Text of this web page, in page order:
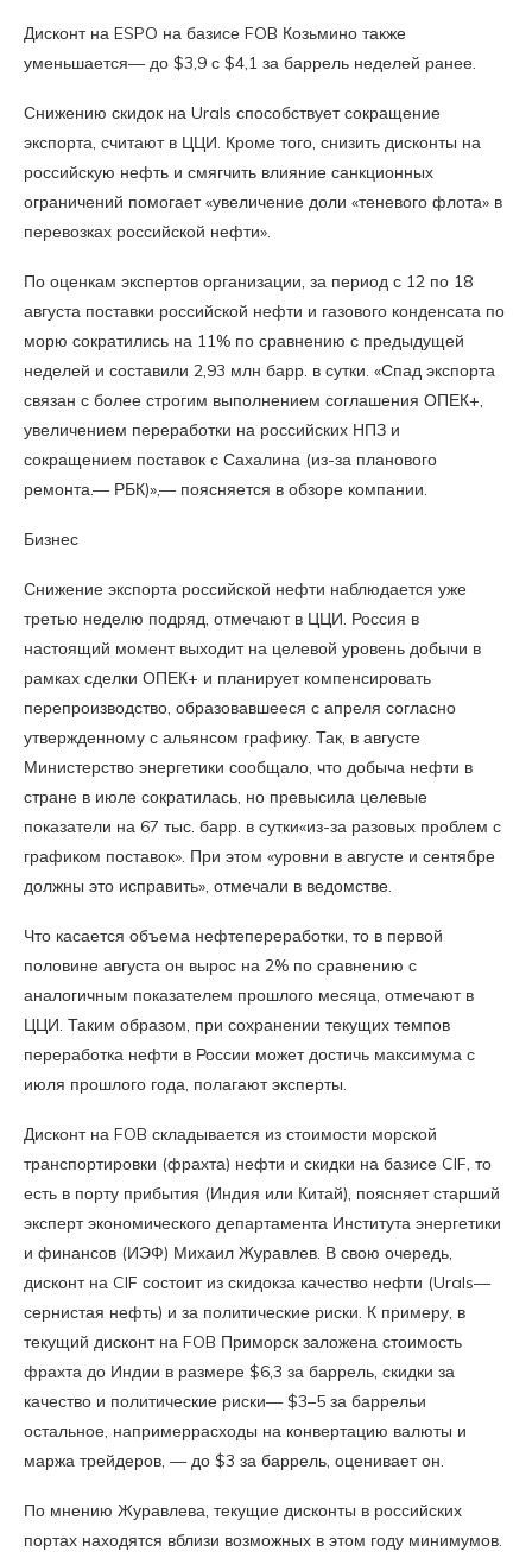
Дисконт на ESPO на базисе FOB Козьмино также
уменьшается— до $3,9 с $4,1 за баррель неделей ранее.
Снижению скидок на Urals способствует сокращение
экспорта, считают в ЦЦИ. Кроме того, снизить дисконты на
российскую нефть и смягчить влияние санкционных
ограничений помогает «увеличение доли «теневого флота» в
перевозках российской нефти».
По оценкам экспертов организации, за период с 12 по 18
августа поставки российской нефти и газового конденсата по
морю сократились на 11% по сравнению с предыдущей
неделей и составили 2,93 млн барр. в сутки. «Спад экспорта
связан с более строгим выполнением соглашения ОПЕК+,
увеличением переработки на российских НПЗ и
сокращением поставок с Сахалина (из-за планового
ремонта.— РБК)»,— поясняется в обзоре компании.
Бизнес
Снижение экспорта российской нефти наблюдается уже
третью неделю подряд, отмечают в ЦЦИ. Россия в
настоящий момент выходит на целевой уровень добычи в
рамках сделки ОПЕК+ и планирует компенсировать
перепроизводство, образовавшееся с апреля согласно
утвержденному с альянсом графику. Так, в августе
Министерство энергетики сообщало, что добыча нефти в
стране в июле сократилась, но превысила целевые
показатели на 67 тыс. барр. в сутки«из-за разовых проблем с
графиком поставок». При этом «уровни в августе и сентябре
должны это исправить», отмечали в ведомстве.
Что касается объема нефтепереработки, то в первой
половине августа он вырос на 2% по сравнению с
аналогичным показателем прошлого месяца, отмечают в
ЦЦИ. Таким образом, при сохранении текущих темпов
переработка нефти в России может достичь максимума с
июля прошлого года, полагают эксперты.
Дисконт на FOB складывается из стоимости морской
транспортировки (фрахта) нефти и скидки на базисе CIF, то
есть в порту прибытия (Индия или Китай), поясняет старший
эксперт экономического департамента Института энергетики
и финансов (ИЭФ) Михаил Журавлев. В свою очередь,
дисконт на CIF состоит из скидокза качество нефти (Urals—
сернистая нефть) и за политические риски. К примеру, в
текущий дисконт на FOB Приморск заложена стоимость
фрахта до Индии в размере $6,3 за баррель, скидки за
качество и политические риски— $3–5 за баррельи
остальное, напримеррасходы на конвертацию валюты и
маржа трейдеров, — до $3 за баррель, оценивает он.
По мнению Журавлева, текущие дисконты в российских
портах находятся вблизи возможных в этом году минимумов.